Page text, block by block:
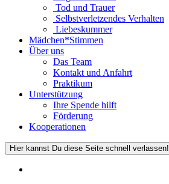
Tod und Trauer
Selbstverletzendes Verhalten
Liebeskummer
Mädchen*Stimmen
Über uns
Das Team
Kontakt und Anfahrt
Praktikum
Unterstützung
Ihre Spende hilft
Förderung
Kooperationen
Hier kannst Du diese Seite schnell verlassen!